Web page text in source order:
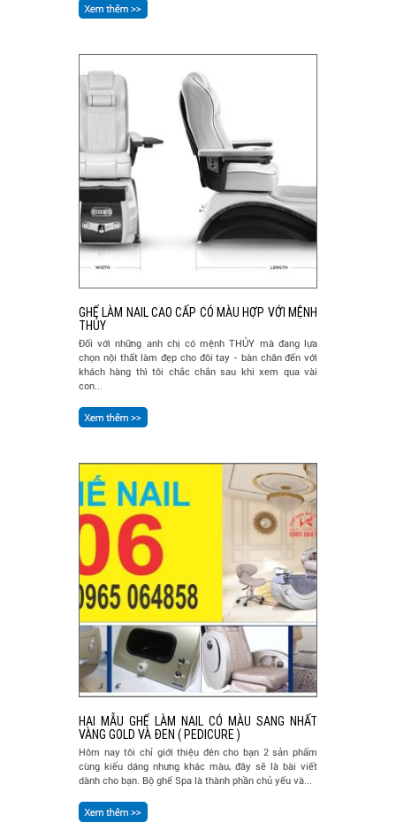
GHẾ LÀM NAIL CAO CẤP CÓ MÀU HỢP VỚI MỆNH
THỦY
Đối với những anh chị có mệnh THỦY mà đang lựa
chọn nội thất làm đẹp cho đôi tay - bàn chân đến với
khách hàng thì tôi chắc chắn sau khi xem qua vài
con...
HAI MẪU GHẾ LÀM NAIL CÓ MÀU SANG NHẤT
VÀNG GOLD VÀ ĐEN ( PEDICURE )
Hôm nay tôi chỉ giới thiệu đén cho bạn 2 sản phẩm
cùng kiểu dáng nhưng khác màu, đây sẽ là bài viết
dành cho bạn. Bộ ghế Spa là thành phần chủ yếu và...